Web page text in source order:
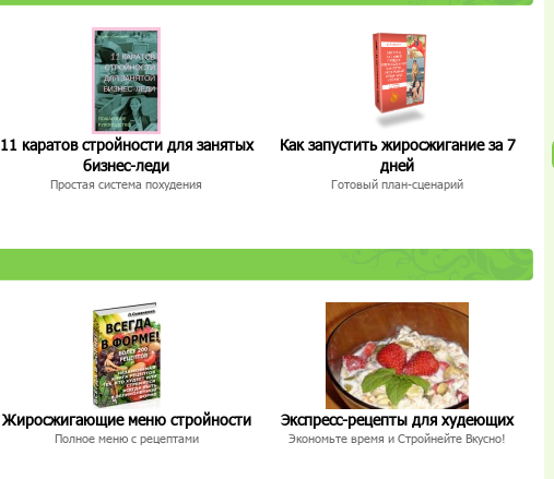
11 каратов стройности для занятых
бизнес-леди
Простая система похудения
Как запустить жиросжигание за 7
дней
Готовый план-сценарий
Жиросжигающие меню стройности
Полное меню с рецептами
Экспресс-рецепты для худеющих
Экономьте время и Стройнейте Вкусно!